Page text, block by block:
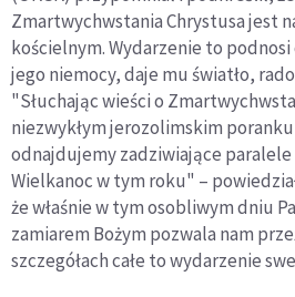
Zmartwychwstania Chrystusa jest
kościelnym. Wydarzenie to
jego niemocy, daje mu światło,
"Słuchając wieści o
niezwykłym jerozolimskim
odnajdujemy zadziwiające
Wielkanoc w tym roku" –
że właśnie w tym osobliwym dniu
zamiarem Bożym pozwala nam
szczegółach całe to wydarzenie